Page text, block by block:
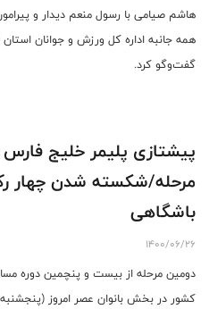
هاشم صیامی با رسول منعم دیدار و
همه جانبه اداره کل ورزش و جوانان
گفت‌وگو کرد.
پیشتازی پلیمر خلیج فارس
مرحله/شکسته شدن چهار
باشگاهی
1400/06/26
دومین مرحله از بیست و پنچمین دوره
کشور در بخش بانوان عصر امروز